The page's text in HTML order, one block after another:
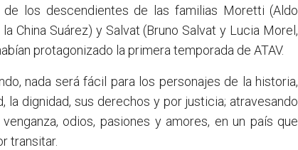
los descendientes de las familias Moretti (Aldo
China Suárez) y Salvat (Bruno Salvat y Lucia Morel,
protagonizado la primera temporada de ATAV.
nada será fácil para los personajes de la historia,
la dignidad, sus derechos y por justicia; atravesando
odios, pasiones y amores, en un país que
transitar.